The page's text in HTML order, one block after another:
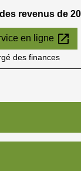
revenus de
en ligne open_in_new
des finances